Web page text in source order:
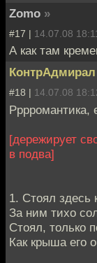
Zomo »
#17 | 14.07.08
А как там
КонтрАдмирал
#18 | 14.07.08
Рррромантика,
[дережирует
в подва]
1. Стоял здесь
За ним тихо
Стоял, только
Как крыша его